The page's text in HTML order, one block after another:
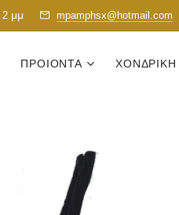
2 μμ mpamphsx@hotmail.com
ΠΡΟΙΟΝΤΑ ΧΟΝΔΡΙΚΗ